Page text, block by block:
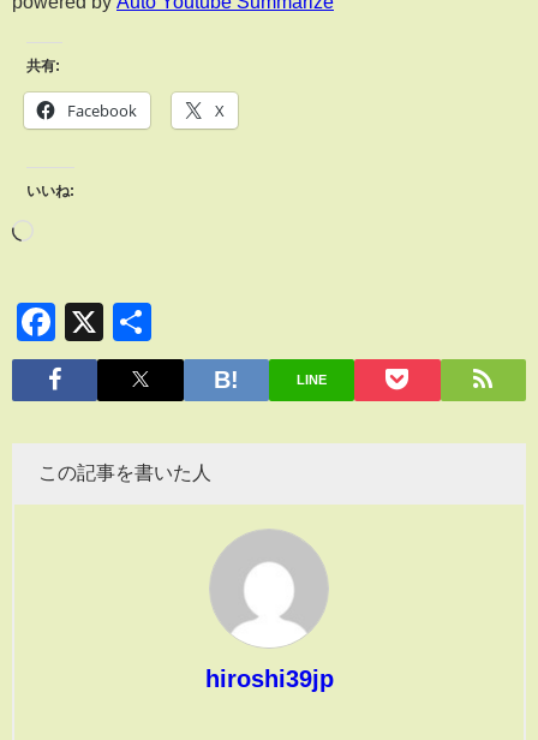
共有:
Facebook X
いいね:
Facebook
X
有
LINE
この記事を書いた人
hiroshi39jp